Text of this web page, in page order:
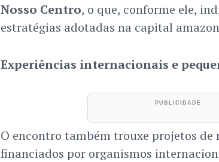
Nosso Centro, o que, conforme ele,
estratégias adotadas na capital
Experiências internacionais e
O encontro também trouxe projetos de
financiados por organismos